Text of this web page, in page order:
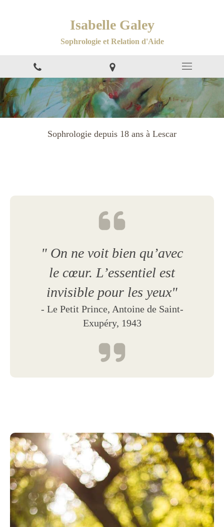
Isabelle Galey
Sophrologie et Relation d'Aide
Sophrologie depuis 18 ans à Lescar
" On ne voit bien qu’avec
le cœur. L’essentiel est
invisible pour les yeux"
- Le Petit Prince, Antoine de Saint-
Exupéry, 1943